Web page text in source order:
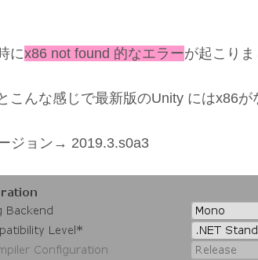
にx86 not found 的なエラーが起こりま
こんな感じで最新版のUnity にはx86が
ジョン→ 2019.3.s0a3